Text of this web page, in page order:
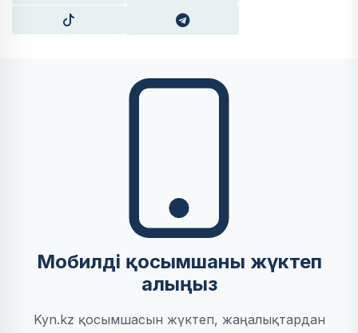
Мобилді қосымшаны жүктеп
алыңыз
Kyn.kz қосымшасын жүктеп, жаңалықтардан